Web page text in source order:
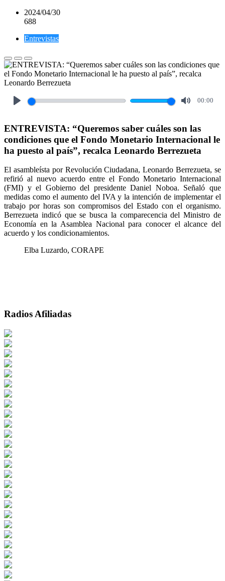
2024/04/30
688
Entrevistas
00:00
ENTREVISTA: “Queremos saber cuáles son las
condiciones que el Fondo Monetario Internacional le
ha puesto al país”, recalca Leonardo Berrezueta
El asambleísta por Revolución Ciudadana, Leonardo Berrezueta, se
refirió al nuevo acuerdo entre el Fondo Monetario Internacional
(FMI) y el Gobierno del presidente Daniel Noboa. Señaló que
medidas como el aumento del IVA y la intención de implementar el
trabajo por horas son compromisos del Estado con el organismo.
Berrezueta indicó que se busca la comparecencia del Ministro de
Economía en la Asamblea Nacional para conocer el alcance del
acuerdo y los condicionamientos.
Elba Luzardo, CORAPE
Radios Afiliadas